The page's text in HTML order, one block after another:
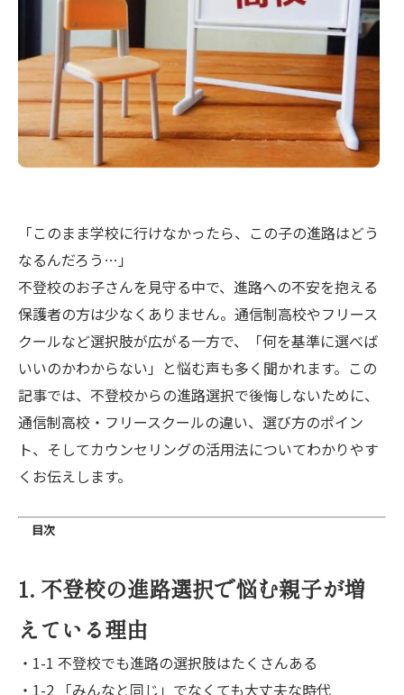
「このまま学校に行けなかったら、この子の進路はどう
なるんだろう…」
不登校のお子さんを見守る中で、進路への不安を抱える
保護者の方は少なくありません。通信制高校やフリース
クールなど選択肢が広がる一方で、「何を基準に選べば
いいのかわからない」と悩む声も多く聞かれます。この
記事では、不登校からの進路選択で後悔しないために、
通信制高校・フリースクールの違い、選び方のポイン
ト、そしてカウンセリングの活用法についてわかりやす
くお伝えします。
目次
1. 不登校の進路選択で悩む親子が増
えている理由
・1-1 不登校でも進路の選択肢はたくさんある
・1-2 「みんなと同じ」でなくても大丈夫な時代